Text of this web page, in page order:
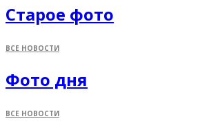
Старое фото
ВСЕ НОВОСТИ
Фото дня
ВСЕ НОВОСТИ